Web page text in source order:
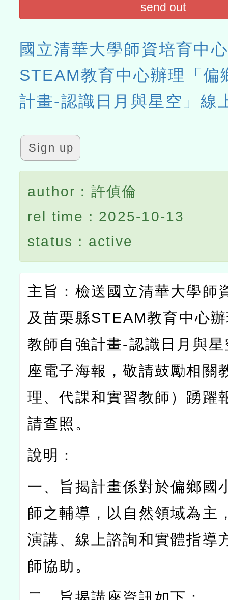
send out
國立清華大學師資培育中
STEAM教育中心辦理「偏
計畫-認識日月與星空」線
Sign up
author：許偵倫
rel time：2025-10-13
status：active
主旨：檢送國立清華大學師
及苗栗縣STEAM教育中心
教師自強計畫-認識日月與
座電子海報，敬請鼓勵相關
理、代課和實習教師）踴躍
請查照。
說明：
一、旨揭計畫係對於偏鄉國
師之輔導，以自然領域為主
演講、線上諮詢和實體指導
師協助。